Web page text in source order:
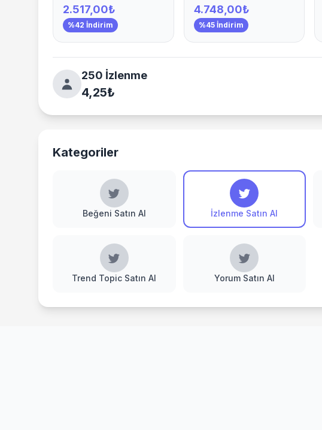
2.517,00₺
%42 İndirim
4.748,00₺
%45 İndirim
250 İzlenme
4,25₺
Kategoriler
Beğeni Satın Al İzlenme Satın Al
Trend Topic Satın Al Yorum Satın Al